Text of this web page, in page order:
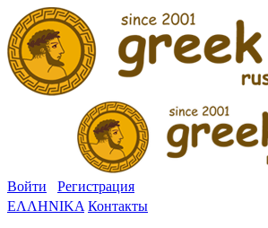
Войти
Регистрация
ΕΛΛΗΝΙΚΑ Контакты